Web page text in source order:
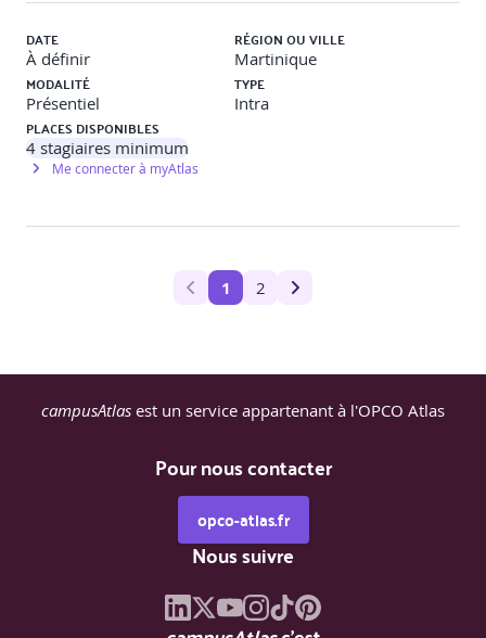
DATE
À définir
RÉGION OU VILLE
Martinique
MODALITÉ
Présentiel
TYPE
Intra
PLACES DISPONIBLES
4 stagiaires minimum
Me connecter à myAtlas
1 2
campusAtlas est un service appartenant à l'OPCO Atlas
Pour nous contacter
opco-atlas.fr
Nous suivre